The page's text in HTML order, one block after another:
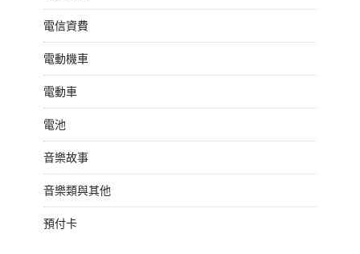
電信資費
電動機車
電動車
電池
音樂故事
音樂類與其他
預付卡